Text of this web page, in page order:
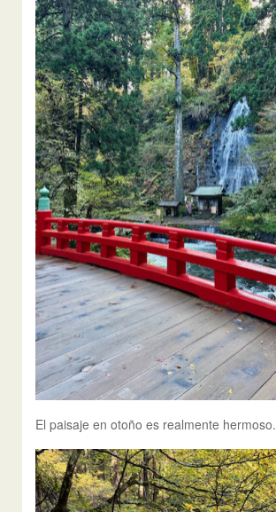
El paisaje en otoño es realmente hermoso.